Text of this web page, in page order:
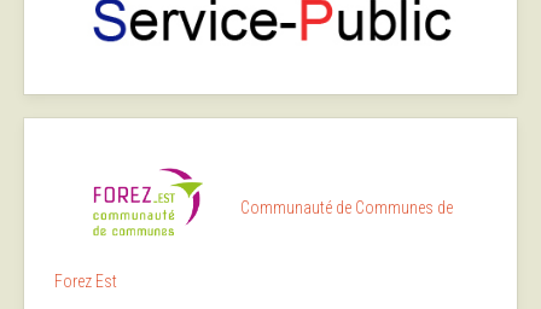
Communauté de Communes de
Forez Est